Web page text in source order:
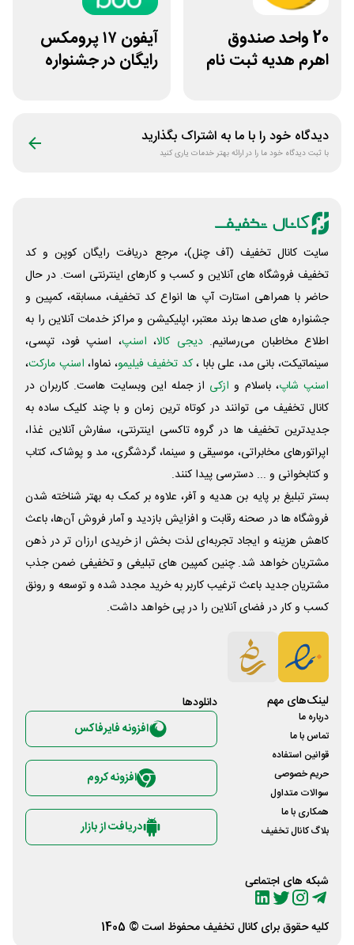
20 واحد صندوق
اهرم هدیه ثبت نام
آیفون ۱۷ پرومکس
رایگان در جشنواره
دیدگاه خود را با ما به اشتراک بگذارید
با ثبت دیدگاه خود ما را در ارائه بهتر خدمات یاری کنید
سایت کانال تخفیف (آف چنل)، مرجع دریافت رایگان کوپن و کد
تخفیف فروشگاه های آنلاین و کسب و‌ کارهای اینترنتی است. در حال
حاضر با همراهی استارت آپ ها انواع کد تخفیف، مسابقه، کمپین و
جشنواره های صدها برند معتبر، اپلیکیشن و مراکز خدمات آنلاین را به
اطلاع مخاطبان می‌رسانیم. دیجی کالا، اسنپ، اسنپ فود، تپسی،
سینماتیکت، بانی مد، علی‌ بابا ،کد تخفیف فیلیمو، نماوا، اسنپ مارکت،
اسنپ شاپ، باسلام و ازکی از جمله این وبسایت ‌هاست. کاربران در
کانال تخفیف می توانند در کوتاه ترین زمان و با چند کلیک ساده به
جدیدترین تخفیف ها در گروه تاکسی اینترنتی، سفارش آنلاین غذا،
اپراتورهای مخابراتی، موسیقی و سینما، گردشگری، مد و پوشاک، کتاب
و کتابخوانی و ... دسترسی پیدا کنند.
بستر تبلیغ بر پایه بن هدیه و آفر، علاوه بر کمک به بهتر شناخته شدن
فروشگاه ها در صحنه رقابت و افزایش بازدید و آمار فروش آن‌ها، باعث
کاهش هزینه و ایجاد تجربه‌ای لذت بخش از خریدی ارزان تر در ذهن
مشتریان خواهد شد. چنین کمپین های تبلیغی و تخفیفی ضمن جذب
مشتریان جدید باعث ترغیب کاربر به خرید مجدد شده و توسعه و رونق
کسب و کار در فضای آنلاین را در پی خواهد داشت.
لینک‌های مهم
درباره ما
تماس با ما
قوانین استفاده
حریم خصوصی
سوالات متداول
همکاری با ما
بلاگ کانال تخفیف
شبکه های اجتماعی
دانلود‌ها
افزونه فایرفاکس
افزونه کروم
دریافت از بازار
کلیه حقوق برای کانال تخفیفمحفوظ است © 1405